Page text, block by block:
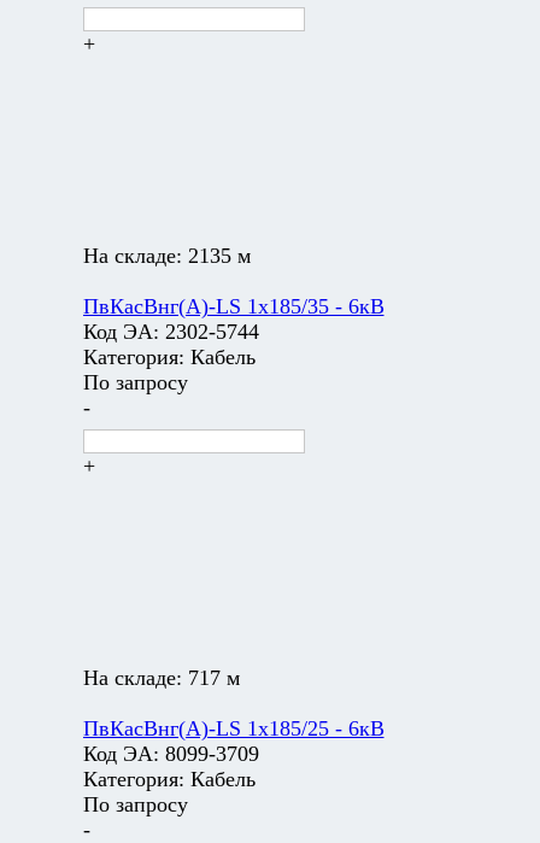
+
На складе: 2135 м
ПвКасВнг(А)-LS 1х185/35 - 6кВ
Код ЭА: 2302-5744
Категория: Кабель
По запросу
-
+
На складе: 717 м
ПвКасВнг(А)-LS 1х185/25 - 6кВ
Код ЭА: 8099-3709
Категория: Кабель
По запросу
-